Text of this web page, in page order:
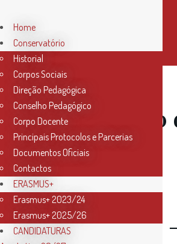
23 Jan
Ciclo
Recitais de
Alunos de
Secundário
Home
Conservatório
Historial
Corpos Sociais
Direção Pedagógica
Conselho Pedagógico
Corpo Docente
Principais Protocolos e Parcerias
Documentos Oficiais
Contactos
ERASMUS+
Erasmus+ 2023/24
Erasmus+ 2025/26
CANDIDATURAS